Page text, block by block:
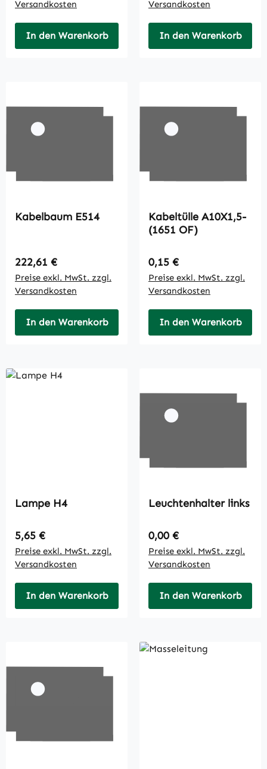
Versandkosten
In den Warenkorb
Versandkosten
In den Warenkorb
Kabelbaum E514
Regulärer Preis:
222,61 €
Preise exkl. MwSt. zzgl.
Versandkosten
In den Warenkorb
Kabeltülle A10X1,5-
(1651 OF)
Regulärer Preis:
0,15 €
Preise exkl. MwSt. zzgl.
Versandkosten
In den Warenkorb
Lampe H4
Regulärer Preis:
5,65 €
Preise exkl. MwSt. zzgl.
Versandkosten
In den Warenkorb
Leuchtenhalter links
Regulärer Preis:
0,00 €
Preise exkl. MwSt. zzgl.
Versandkosten
In den Warenkorb